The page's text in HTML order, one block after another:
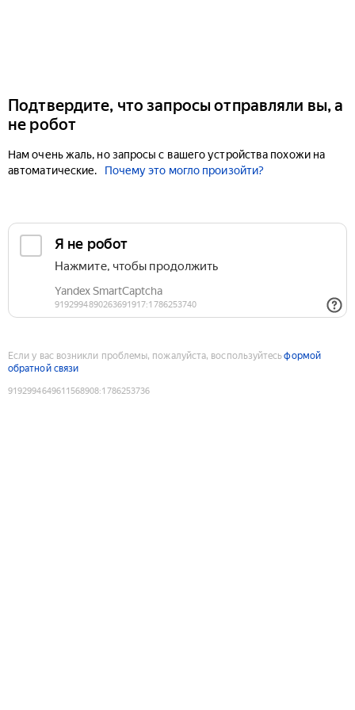
Подтвердите, что запросы отправляли вы, а
не робот
Нам очень жаль, но запросы с вашего устройства похожи на
автоматические.
Почему это могло произойти?
Если у вас возникли проблемы, пожалуйста, воспользуйтесьформой
обратной связи
9192994649611568908:1786253736